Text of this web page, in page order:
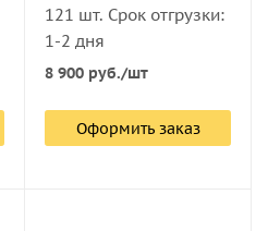
121 шт. Срок отгрузки:
1-2 дня
8 900 руб./шт
Оформить заказ